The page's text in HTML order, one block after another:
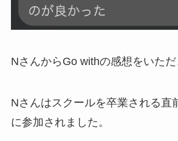
NさんからGo withの感想をいただ
Nさんはスクールを卒業される直
に参加されました。